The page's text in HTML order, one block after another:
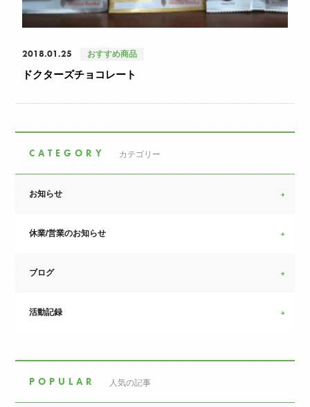
2018.01.25 おすすめ商品
ドクターズチョコレート
CATEGORY カテゴリー
お知らせ
休業/営業のお知らせ
ブログ
活動記録
POPULAR 人気の記事